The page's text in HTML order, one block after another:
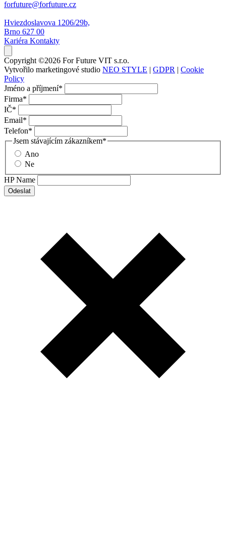
forfuture@forfuture.cz
Hviezdoslavova 1206/29b,
Brno 627 00
Kariéra Kontakty
Copyright ©2026 For Future VIT s.r.o.
Vytvořilo marketingové studio NEO STYLE | GDPR | Cookie
Policy
Jméno a příjmení*
Firma*
IČ*
Email*
Telefon*
Jsem stávajícím zákazníkem*
Ano
Ne
HP Name
Odeslat